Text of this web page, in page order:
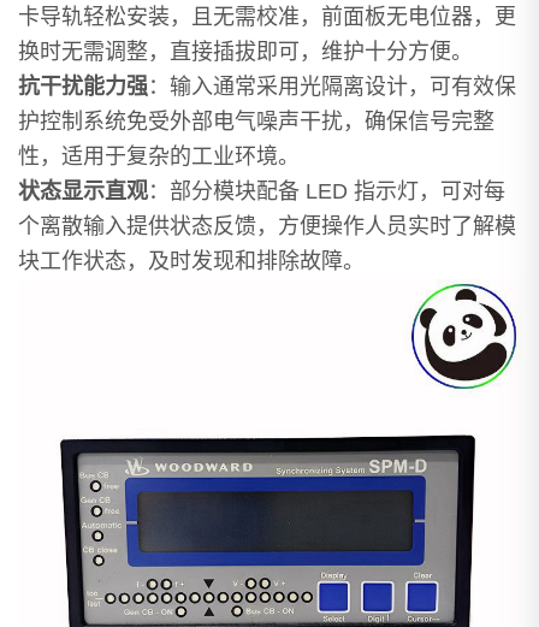
卡导轨轻松安装，且无需校准，前面板无电位器，更
换时无需调整，直接插拔即可，维护十分方便。
抗干扰能力强：输入通常采用光隔离设计，可有效保
护控制系统免受外部电气噪声干扰，确保信号完整
性，适用于复杂的工业环境。
状态显示直观：部分模块配备 LED 指示灯，可对每
个离散输入提供状态反馈，方便操作人员实时了解模
块工作状态，及时发现和排除故障。